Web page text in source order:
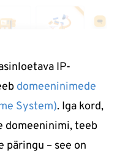
IP-
domeeninimede
System). Iga kord,
domeeninimi, teeb
– see on